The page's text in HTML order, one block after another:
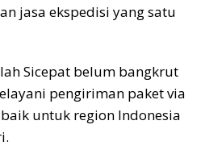
jasa ekspedisi yang satu
Sicepat belum bangkrut
pengiriman paket via
untuk region Indonesia